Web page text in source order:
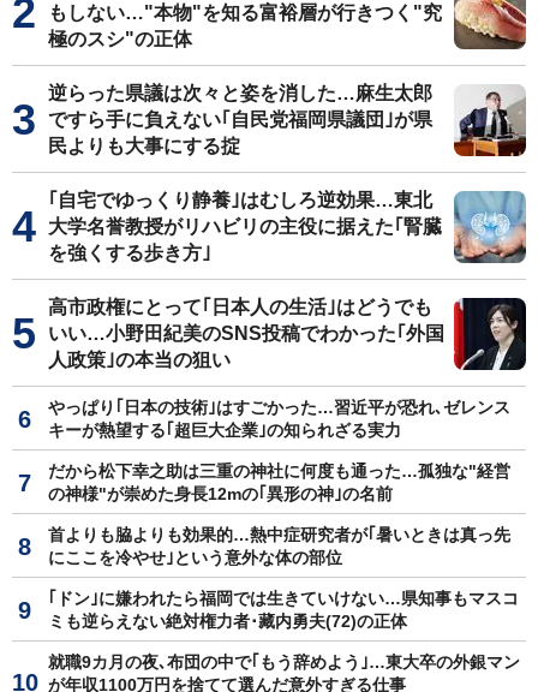
もしない…"本物"を知る富裕層が行きつく"究
極のスシ"の正体
逆らった県議は次々と姿を消した…麻生太郎
ですら手に負えない｢自民党福岡県議団｣が県
民よりも大事にする掟
｢自宅でゆっくり静養｣はむしろ逆効果…東北
大学名誉教授がリハビリの主役に据えた｢腎臓
を強くする歩き方｣
高市政権にとって｢日本人の生活｣はどうでも
いい…小野田紀美のSNS投稿でわかった｢外国
人政策｣の本当の狙い
やっぱり｢日本の技術｣はすごかった…習近平が恐れ､ゼレンス
キーが熱望する｢超巨大企業｣の知られざる実力
だから松下幸之助は三重の神社に何度も通った…孤独な"経営
の神様"が崇めた身長12mの｢異形の神｣の名前
首よりも脇よりも効果的…熱中症研究者が｢暑いときは真っ先
にここを冷やせ｣という意外な体の部位
｢ドン｣に嫌われたら福岡では生きていけない…県知事もマスコ
ミも逆らえない絶対権力者･藏内勇夫(72)の正体
就職9カ月の夜､布団の中で｢もう辞めよう｣…東大卒の外銀マン
が年収1100万円を捨てて選んだ意外すぎる仕事